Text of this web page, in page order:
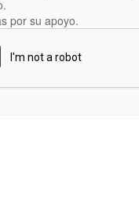
por su apoyo.